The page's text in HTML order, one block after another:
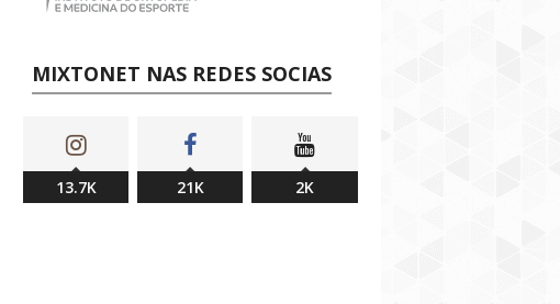
MIXTONET NAS REDES SOCIAS
13.7K 21K 2K